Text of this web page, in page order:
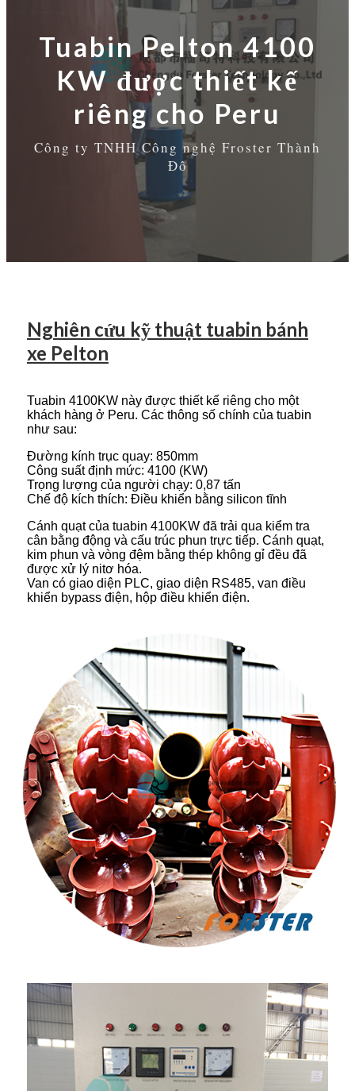
Tuabin Pelton 4100
KW được thiết kế
riêng cho Peru
Công ty TNHH Công nghệ Froster Thành
Đô
Nghiên cứu kỹ thuật tuabin bánh
xe Pelton
Tuabin 4100KW này được thiết kế riêng cho một
khách hàng ở Peru. Các thông số chính của tuabin
như sau:
Đường kính trục quay: 850mm
Công suất định mức: 4100 (KW)
Trọng lượng của người chạy: 0,87 tấn
Chế độ kích thích: Điều khiển bằng silicon tĩnh
Cánh quạt của tuabin 4100KW đã trải qua kiểm tra
cân bằng động và cấu trúc phun trực tiếp. Cánh quạt,
kim phun và vòng đệm bằng thép không gỉ đều đã
được xử lý nitơ hóa.
Van có giao diện PLC, giao diện RS485, van điều
khiển bypass điện, hộp điều khiển điện.